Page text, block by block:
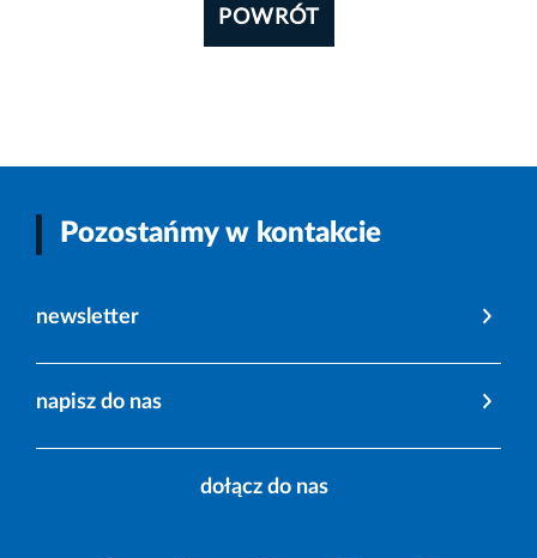
POWRÓT
Pozostańmy w kontakcie
newsletter
napisz do nas
dołącz do nas